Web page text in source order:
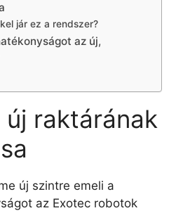
jár ez a rendszer?
az új,
új raktárának
új szintre emeli a
az Exotec robotok